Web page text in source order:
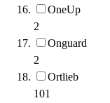
OneUp
2
Onguard
2
Ortlieb
101